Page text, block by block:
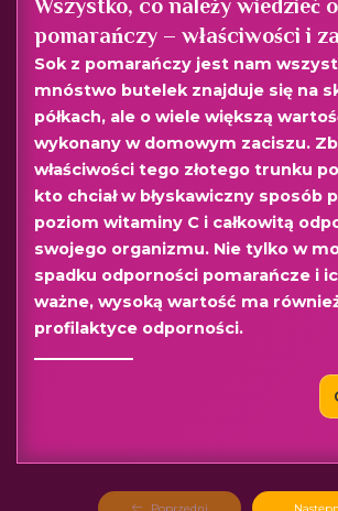
Wszystko, co należy wiedzieć
pomarańczy – właściwości i
Sok z pomarańczy jest nam
mnóstwo butelek znajduje się na
półkach, ale o wiele większą
wykonany w domowym zaciszu.
właściwości tego złotego trunku
kto chciał w błyskawiczny sposób
poziom witaminy C i całkowitą
swojego organizmu. Nie tylko w
spadku odporności pomarańcze i
ważne, wysoką wartość ma
profilaktyce odporności.
Poprzedni